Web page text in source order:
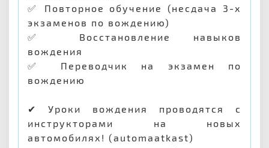
✅ Повторное обучение (несдача 3-х
экзаменов по вождению)
✅ Восстановление навыков
вождения
✅ Переводчик на экзамен по
вождению
✔ Уроки вождения проводятся с
инструкторами на новых
автомобилях! (automaatkast)